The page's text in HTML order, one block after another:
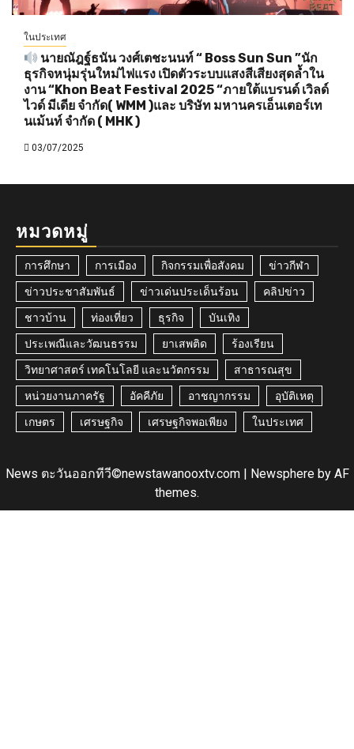
ในประเทศ
นายณัฎฐ์ธนัน วงศ์เตชะนนท์ “ Boss Sun Sun ”นัก
ธุรกิจหนุ่มรุ่นใหม่ไฟแรง เปิดตัวระบบแสงสีเสียงสุดล้ำใน
งาน “Khon Beat Festival 2025 “ภายใต้แบรนด์ เวิลด์
ไวด์ มีเดีย จำกัด( WMM )และ บริษัท มหานครเอ็นเตอร์เท
นเม้นท์ จำกัด ( MHK )
03/07/2025
หมวดหมู่
การศึกษา การเมือง กิจกรรมเพื่อสังคม ข่าวกีฬา
ข่าวประชาสัมพันธ์ ข่าวเด่นประเด็นร้อน คลิปข่าว
ชาวบ้าน ท่องเที่ยว ธุรกิจ บันเทิง
ประเพณีและวัฒนธรรม ยาเสพติด ร้องเรียน
วิทยาศาสตร์ เทคโนโลยี และนวัตกรรม สาธารณสุข
หน่วยงานภาครัฐ อัคคีภัย อาชญากรรม อุบัติเหตุ
เกษตร เศรษฐกิจ เศรษฐกิจพอเพียง ในประเทศ
News ตะวันออกทีวี©newstawanooxtv.com | Newsphereby AF
themes.